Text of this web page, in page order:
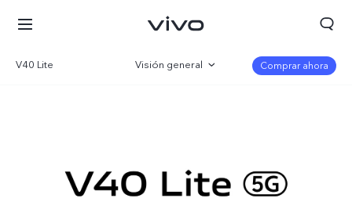
V40 Lite Visión general Comprar ahora